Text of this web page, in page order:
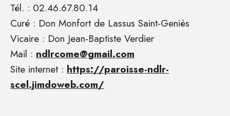
Tél. : 02.46.67.80.14
Curé : Don Monfort de Lassus Saint-Geniès
Vicaire : Don Jean-Baptiste Verdier
Mail : ndlrcome@gmail.com
Site internet : https://paroisse-ndlr-
scel.jimdoweb.com/